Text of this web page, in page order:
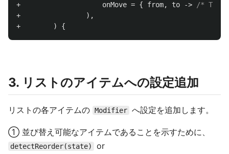
+
onMove = { from, to ->
/*
+
),
+
) {
3. リストのアイテムへの設定追加
リストの各アイテムの Modifier へ設定を追加します。
① 並び替え可能なアイテムであることを示すために、
detectReorder(state) or